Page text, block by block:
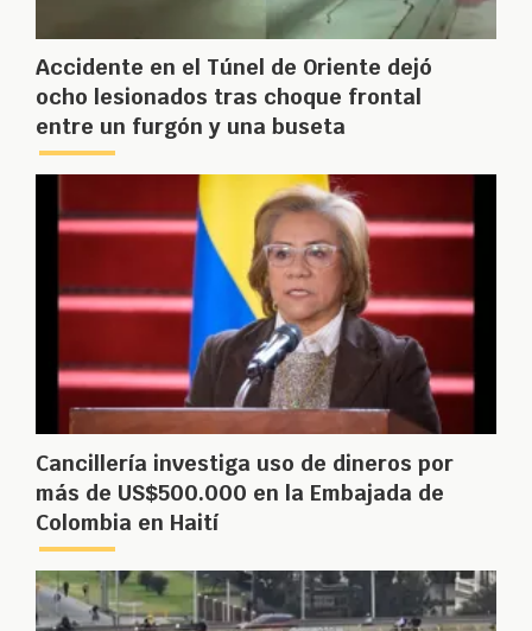
Accidente en el Túnel de Oriente dejó
ocho lesionados tras choque frontal
entre un furgón y una buseta
Cancillería investiga uso de dineros por
más de US$500.000 en la Embajada de
Colombia en Haití